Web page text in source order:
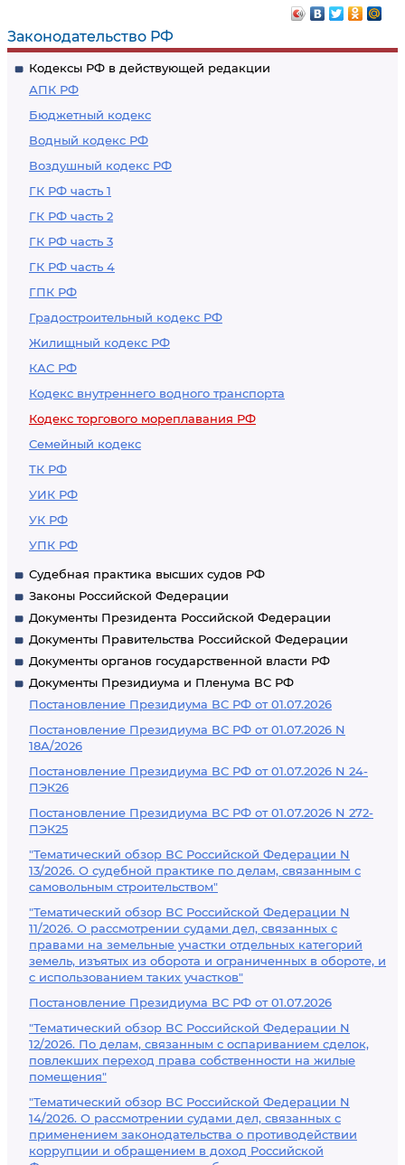
Законодательство РФ
Кодексы РФ в действующей редакции
АПК РФ
Бюджетный кодекс
Водный кодекс РФ
Воздушный кодекс РФ
ГК РФ часть 1
ГК РФ часть 2
ГК РФ часть 3
ГК РФ часть 4
ГПК РФ
Градостроительный кодекс РФ
Жилищный кодекс РФ
КАС РФ
Кодекс внутреннего водного транспорта
Кодекс торгового мореплавания РФ
Семейный кодекс
ТК РФ
УИК РФ
УК РФ
УПК РФ
Судебная практика высших судов РФ
Законы Российской Федерации
Документы Президента Российской Федерации
Документы Правительства Российской Федерации
Документы органов государственной власти РФ
Документы Президиума и Пленума ВС РФ
Постановление Президиума ВС РФ от 01.07.2026
Постановление Президиума ВС РФ от 01.07.2026 N
18А/2026
Постановление Президиума ВС РФ от 01.07.2026 N 24-
ПЭК26
Постановление Президиума ВС РФ от 01.07.2026 N 272-
ПЭК25
"Тематический обзор ВС Российской Федерации N
13/2026. О судебной практике по делам, связанным с
самовольным строительством"
"Тематический обзор ВС Российской Федерации N
11/2026. О рассмотрении судами дел, связанных с
правами на земельные участки отдельных категорий
земель, изъятых из оборота и ограниченных в обороте, и
с использованием таких участков"
Постановление Президиума ВС РФ от 01.07.2026
"Тематический обзор ВС Российской Федерации N
12/2026. По делам, связанным с оспариванием сделок,
повлекших переход права собственности на жилые
помещения"
"Тематический обзор ВС Российской Федерации N
14/2026. О рассмотрении судами дел, связанных с
применением законодательства о противодействии
коррупции и обращением в доход Российской